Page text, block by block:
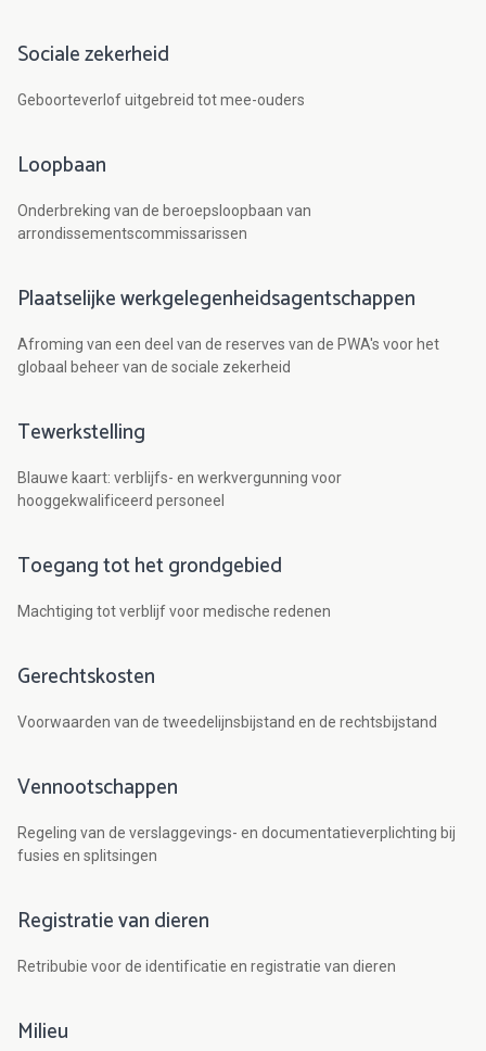
Sociale zekerheid
Geboorteverlof uitgebreid tot mee-ouders
Loopbaan
Onderbreking van de beroepsloopbaan van
arrondissementscommissarissen
Plaatselijke werkgelegenheidsagentschappen
Afroming van een deel van de reserves van de PWA's voor het
globaal beheer van de sociale zekerheid
Tewerkstelling
Blauwe kaart: verblijfs- en werkvergunning voor
hooggekwalificeerd personeel
Toegang tot het grondgebied
Machtiging tot verblijf voor medische redenen
Gerechtskosten
Voorwaarden van de tweedelijnsbijstand en de rechtsbijstand
Vennootschappen
Regeling van de verslaggevings- en documentatieverplichting bij
fusies en splitsingen
Registratie van dieren
Retribubie voor de identificatie en registratie van dieren
Milieu